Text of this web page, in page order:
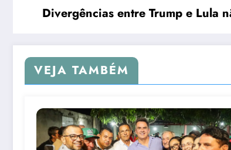
Divergências entre Trump e Lula
VEJA TAMBÉM